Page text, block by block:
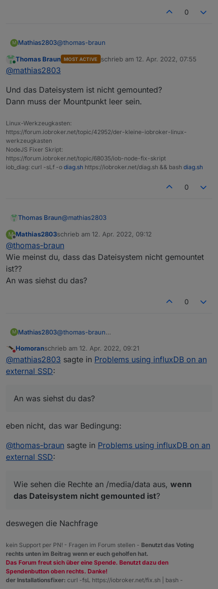
0
M Mathias2803@thomas-braun
pi@ioBroker:~ $ ls -la /mnt/mySSD
insgesamt 628
drwxrwxrwx 3 root root   4096 Sep 23
drwxrwxrwx 2 root root 614400 Apr 12
drwxrwxrwx 5 root root   4096 Okt  1
Online
Thomas Braun MOST ACTIVE schrieb am 12. Apr. 2022, 07:55
zuletzt editiert von
@mathias2803
Und das Dateisystem ist nicht gemounted?
Dann muss der Mountpunkt leer sein.
Linux-Werkzeugkasten:
https://forum.iobroker.net/topic/42952/der-kleine-iobroker-linux-
werkzeugkasten
NodeJS Fixer Skript:
https://forum.iobroker.net/topic/68035/iob-node-fix-skript
iob_diag: curl -sLf -o diag.sh https://iobroker.net/diag.sh && bash diag.sh
0
Thomas Braun@mathias2803
Und das Dateisystem ist nicht gemounted?
Dann muss der Mountpunkt leer sein.
M
Offline
Mathias2803schrieb am 12. Apr. 2022, 09:12
zuletzt editiert von
@thomas-braun
Wie meinst du, dass das Dateisystem nicht gemountet
ist??
An was siehst du das?
0
M Mathias2803@thomas-braun
gemountet ist??
An was siehst du das?
Nicht stören
Homoranschrieb am 12. Apr. 2022, 09:21
zuletzt editiert von
@mathias2803 sagte in Problems using influxDB on an
external SSD:
An was siehst du das?
eben nicht, das war Bedingung:
@thomas-braun sagte in Problems using influxDB on an
external SSD:
Wie sehen die Rechte an /media/data aus, wenn
das Dateisystem nicht gemounted ist?
deswegen die Nachfrage
kein Support per PN! - Fragen im Forum stellen - Benutzt das Voting
rechts unten im Beitrag wenn er euch geholfen hat.
Das Forum freut sich über eine Spende. Benutzt dazu den
Spendenbutton oben rechts. Danke!
der Installationsfixer: curl -fsL https://iobroker.net/fix.sh | bash -